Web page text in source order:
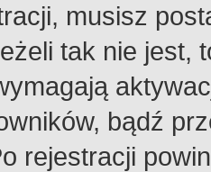
musisz
tak nie jest,
bądź
rejestracji